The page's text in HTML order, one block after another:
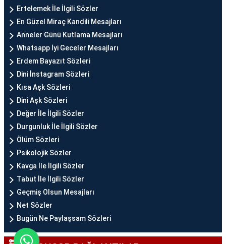
Ertelemek İle İlgili Sözler
En Güzel Miraç Kandili Mesajları
Anneler Günü Kutlama Mesajları
Whatsapp İyi Geceler Mesajları
Erdem Bayazıt Sözleri
Dini İnstagram Sözleri
Kısa Aşk Sözleri
Dini Aşk Sözleri
Değer İle İlgili Sözler
Durgunluk İle İlgili Sözler
Ölüm Sözleri
Psikolojik Sözler
Kavga İle İlgili Sözler
Tabut İle İlgili Sözler
Geçmiş Olsun Mesajları
Net Sözler
Bugün Ne Paylaşsam Sözleri